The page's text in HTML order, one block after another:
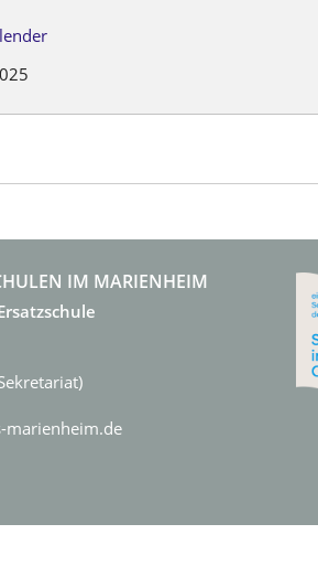
IM MARIENHEIM
marienheim.de